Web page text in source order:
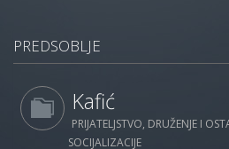
PREDSOBLJE
Kafić
PRIJATELJSTVO, DRUŽENJE I
SOCIJALIZACIJE